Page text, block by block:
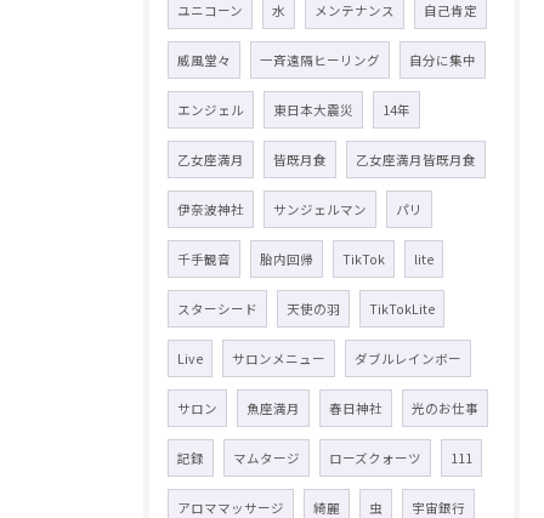
ユニコーン 水 メンテナンス 自己肯定
威風堂々 一斉遠隔ヒーリング 自分に集中
エンジェル 東日本大震災 14年
乙女座満月 皆既月食 乙女座満月皆既月食
伊奈波神社 サンジェルマン パリ
千手観音 胎内回帰 TikTok lite
スターシード 天使の羽 TikTokLite
Live サロンメニュー ダブルレインボー
サロン 魚座満月 春日神社 光のお仕事
記録 マムタージ ローズクォーツ 111
アロママッサージ 綺麗 虫 宇宙銀行